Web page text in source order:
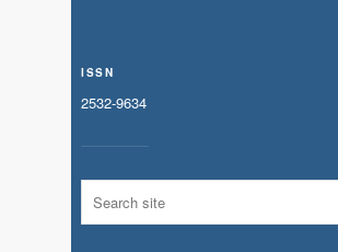
ISSN
2532-9634